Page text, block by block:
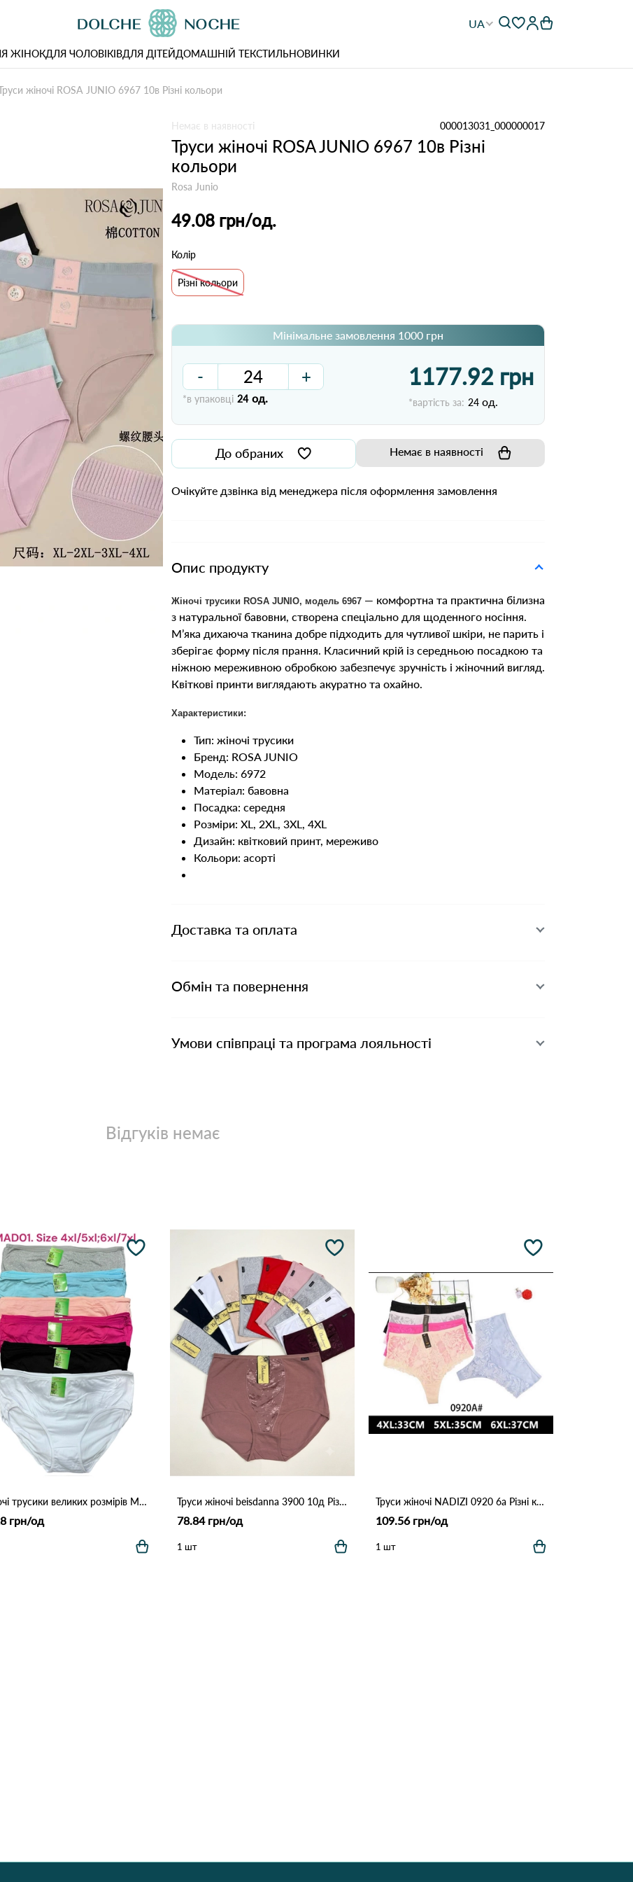
UA
ЖІНОКДЛЯ ЧОЛОВІКІВДЛЯ ДІТЕЙДОМАШНІЙ ТЕКСТИЛЬНОВИНКИ
жіночі ROSA JUNIO 6967 10в Різні кольори
Немає в наявності 000013031_000000017
Труси жіночі ROSA JUNIO 6967 10в Різні
кольори
Rosa Junio
49.08 грн/од.
Колір
Різні кольори
Мінімальне замовлення 1000 грн
- +
*в упаковці 24 од.
1177.92 грн
*вартість за: 24 од.
До обраних Немає в наявності
Очікуйте дзвінка від менеджера після оформлення замовлення
Опис продукту
Жіночі трусики ROSA JUNIO, модель 6967 — комфортна та практична білизна
з натуральної бавовни, створена спеціально для щоденного носіння.
М’яка дихаюча тканина добре підходить для чутливої шкіри, не парить і
зберігає форму після прання. Класичний крій із середньою посадкою та
ніжною мереживною обробкою забезпечує зручність і жіночний вигляд.
Квіткові принти виглядають акуратно та охайно.
Характеристики:
Тип: жіночі трусики
Бренд: ROSA JUNIO
Модель: 6972
Матеріал: бавовна
Посадка: середня
Розміри: XL, 2XL, 3XL, 4XL
Дизайн: квітковий принт, мереживо
Кольори: асорті
Доставка та оплата
Обмін та повернення
Умови співпраці та програма лояльності
Відгуків немає
Жіночі трусики великих розмірів MAD01 (4XL–7XL) 7F Різні кольори
грн/од
Труси жіночі beisdanna 3900 10д Різні кольори
78.84 грн/од
1 шт
Труси жіночі NADIZI 0920 6а Різні кольори
109.56 грн/од
1 шт